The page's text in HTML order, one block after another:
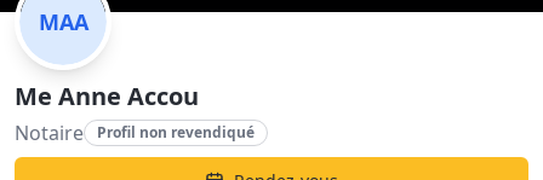
MAA
Me Anne Accou
Notaire Profil non revendiqué